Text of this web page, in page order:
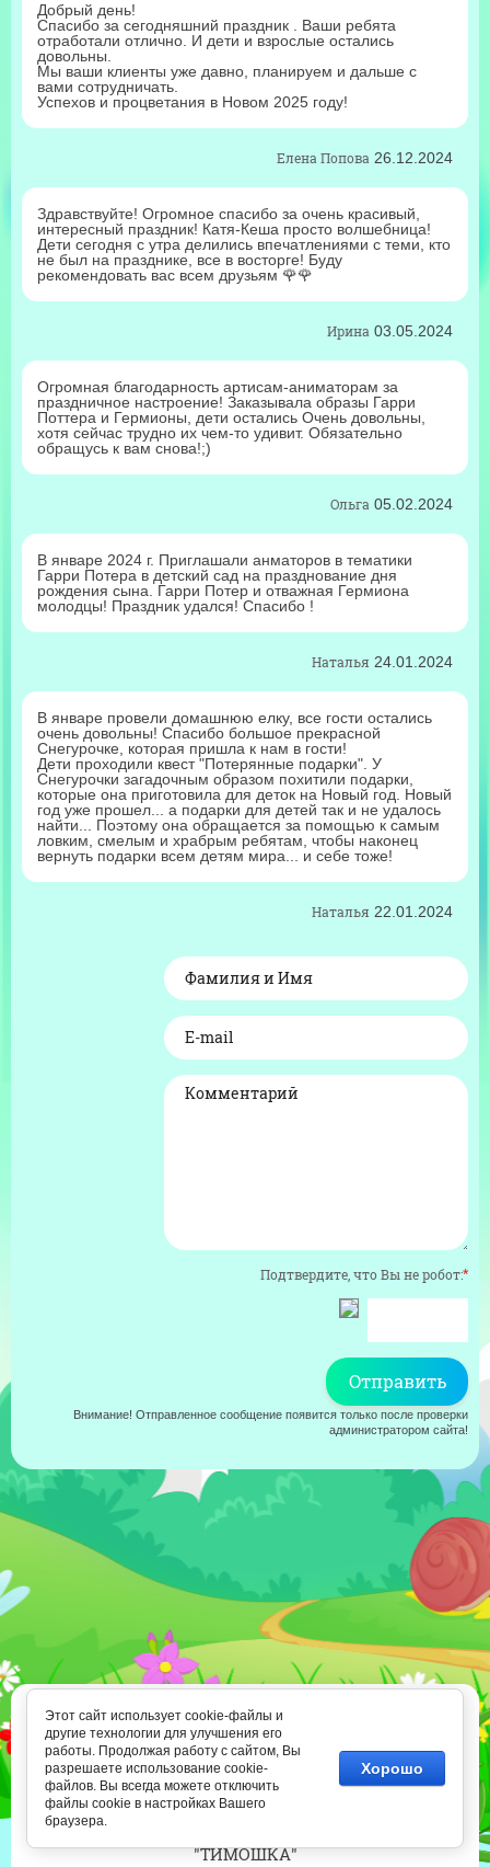
Елена Попова 26.12.2024
Добрый день!
Спасибо за сегодняшний праздник . Ваши ребята
отработали отлично. И дети и взрослые остались
довольны.
Мы ваши клиенты уже давно, планируем и дальше с
вами сотрудничать.
Успехов и процветания в Новом 2025 году!
Ирина 03.05.2024
Здравствуйте! Огромное спасибо за очень красивый,
интересный праздник! Катя-Кеша просто волшебница!
Дети сегодня с утра делились впечатлениями с теми, кто
не был на празднике, все в восторге! Буду
рекомендовать вас всем друзьям 🌹🌹
Ольга 05.02.2024
Огромная благодарность артисам-аниматорам за
праздничное настроение! Заказывала образы Гарри
Поттера и Гермионы, дети остались Очень довольны,
хотя сейчас трудно их чем-то удивит. Обязательно
обращусь к вам снова!;)
Наталья 24.01.2024
В январе 2024 г. Приглашали анматоров в тематики
Гарри Потера в детский сад на празднование дня
рождения сына. Гарри Потер и отважная Гермиона
молодцы! Праздник удался! Спасибо !
Наталья 22.01.2024
В январе провели домашнюю елку, все гости остались
очень довольны! Спасибо большое прекрасной
Снегурочке, которая пришла к нам в гости!
Дети проходили квест "Потерянные подарки". У
Снегурочки загадочным образом похитили подарки,
которые она приготовила для деток на Новый год. Новый
год уже прошел... а подарки для детей так и не удалось
найти... Поэтому она обращается за помощью к самым
ловким, смелым и храбрым ребятам, чтобы наконец
вернуть подарки всем детям мира... и себе тоже!
Подтвердите, что Вы не робот:*
Внимание! Отправленное сообщение появится только после проверки
администратором сайта!
8 (812) 318-45-15
8 (905) 273-25-21
Ежедневно 10.00-22.00
Copyright © 2011 - 2026
"ТИМОШКА"
Этот сайт использует cookie-файлы и
другие технологии для улучшения его
работы. Продолжая работу с сайтом, Вы
разрешаете использование cookie-
файлов. Вы всегда можете отключить
файлы cookie в настройках Вашего
браузера.
Хорошо